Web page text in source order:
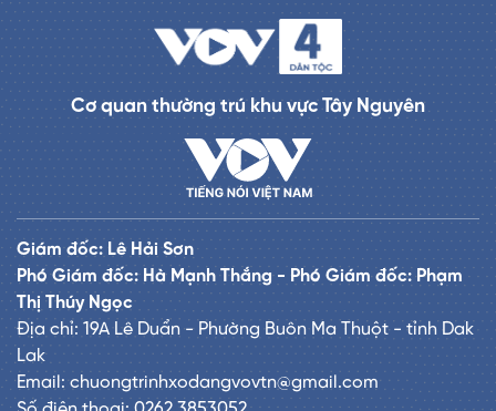
Cơ quan thường trú khu vực Tây Nguyên
Giám đốc: Lê Hải Sơn
Phó Giám đốc: Hà Mạnh Thắng - Phó Giám đốc: Phạm
Thị Thúy Ngọc
Địa chỉ: 19A Lê Duẩn - Phường Buôn Ma Thuột - tỉnh Dak
Lak
Email: chuongtrinhxodangvovtn@gmail.com